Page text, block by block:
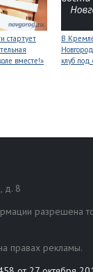
стартует
вместе!»
В
клуб
д. 8
разрешена
правах рекламы.